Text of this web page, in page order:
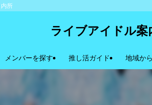
所
ライブアイドル案
メンバーを探す 推し活ガイド 地域か